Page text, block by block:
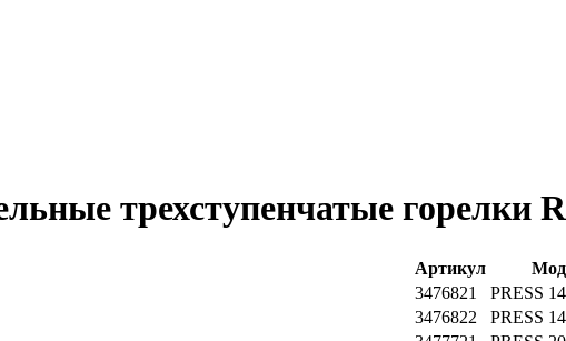
трехступенчатые горелки
Артикул
3476821
PRESS
3476822
PRESS